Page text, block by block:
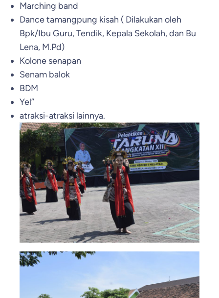
Marching band
Dance tamangpung kisah ( Dilakukan oleh
Bpk/Ibu Guru, Tendik, Kepala Sekolah, dan Bu
Lena, M.Pd)
Kolone senapan
Senam balok
BDM
Yel”
atraksi-atraksi lainnya.